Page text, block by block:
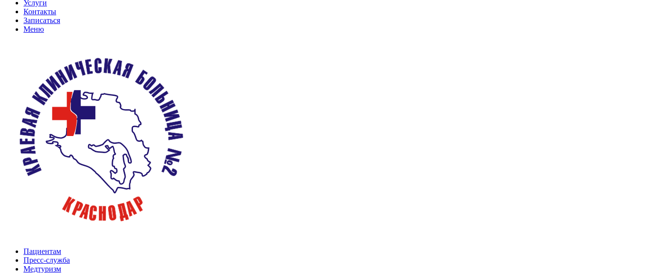
Услуги
Контакты
Записаться
Меню
Пациентам
Пресс-служба
Медтуризм